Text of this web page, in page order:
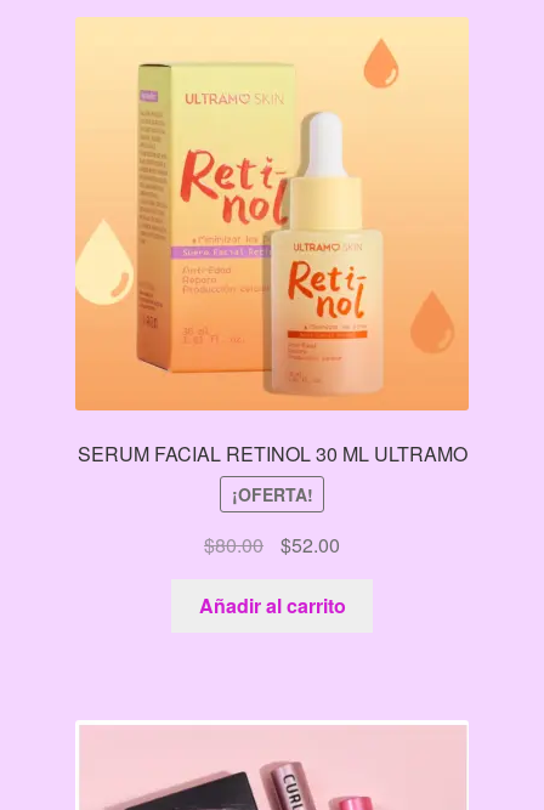
SERUM FACIAL RETINOL 30 ML ULTRAMO
¡OFERTA!
$80.00
El
precio
original
era:
$52.00El
precio
actual
es:
Añadir al carrito